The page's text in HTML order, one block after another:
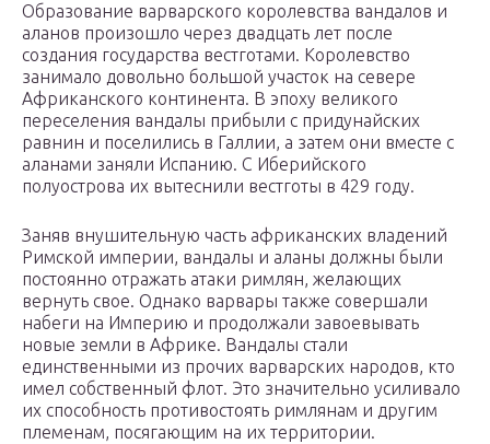
Образование варварского королевства вандалов и
аланов произошло через двадцать лет после
создания государства вестготами. Королевство
занимало довольно большой участок на севере
Африканского континента. В эпоху великого
переселения вандалы прибыли с придунайских
равнин и поселились в Галлии, а затем они вместе с
аланами заняли Испанию. С Иберийского
полуострова их вытеснили вестготы в 429 году.
Заняв внушительную часть африканских владений
Римской империи, вандалы и аланы должны были
постоянно отражать атаки римлян, желающих
вернуть свое. Однако варвары также совершали
набеги на Империю и продолжали завоевывать
новые земли в Африке. Вандалы стали
единственными из прочих варварских народов, кто
имел собственный флот. Это значительно усиливало
их способность противостоять римлянам и другим
племенам, посягающим на их территории.